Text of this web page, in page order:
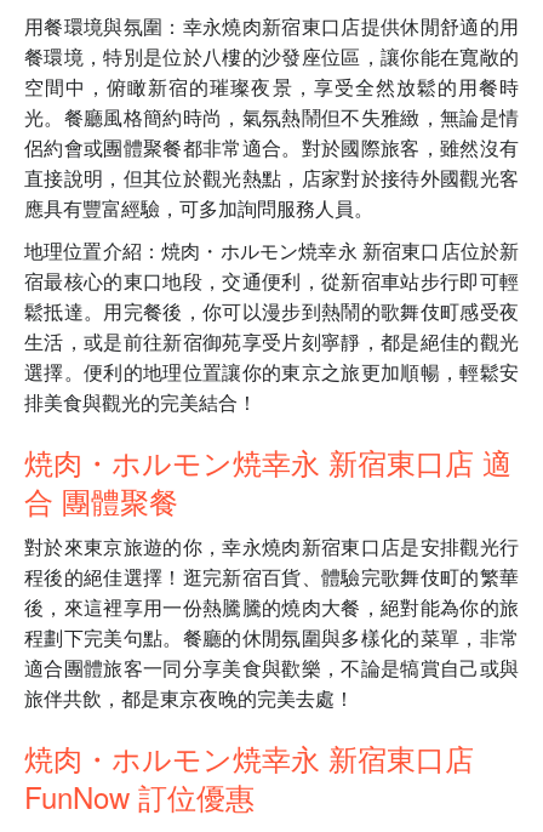
用餐環境與氛圍：幸永燒肉新宿東口店提供休閒舒適的用
餐環境，特別是位於八樓的沙發座位區，讓你能在寬敞的
空間中，俯瞰新宿的璀璨夜景，享受全然放鬆的用餐時
光。餐廳風格簡約時尚，氣氛熱鬧但不失雅緻，無論是情
侶約會或團體聚餐都非常適合。對於國際旅客，雖然沒有
直接說明，但其位於觀光熱點，店家對於接待外國觀光客
應具有豐富經驗，可多加詢問服務人員。
地理位置介紹：焼肉・ホルモン焼幸永 新宿東口店位於新
宿最核心的東口地段，交通便利，從新宿車站步行即可輕
鬆抵達。用完餐後，你可以漫步到熱鬧的歌舞伎町感受夜
生活，或是前往新宿御苑享受片刻寧靜，都是絕佳的觀光
選擇。便利的地理位置讓你的東京之旅更加順暢，輕鬆安
排美食與觀光的完美結合！
焼肉・ホルモン焼幸永 新宿東口店 適
合 團體聚餐
對於來東京旅遊的你，幸永燒肉新宿東口店是安排觀光行
程後的絕佳選擇！逛完新宿百貨、體驗完歌舞伎町的繁華
後，來這裡享用一份熱騰騰的燒肉大餐，絕對能為你的旅
程劃下完美句點。餐廳的休閒氛圍與多樣化的菜單，非常
適合團體旅客一同分享美食與歡樂，不論是犒賞自己或與
旅伴共飲，都是東京夜晚的完美去處！
焼肉・ホルモン焼幸永 新宿東口店
FunNow 訂位優惠